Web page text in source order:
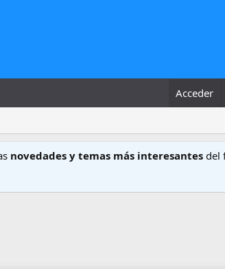
Acceder
novedades y temas más interesantes del